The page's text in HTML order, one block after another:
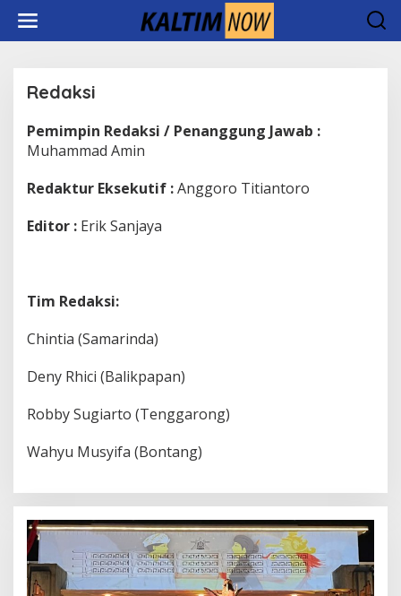
konten
Redaksi
Selasa,
23
Juli
Oleh
Hexaadmin
Pemimpin Redaksi / Penanggung Jawab :
Muhammad Amin
Redaktur Eksekutif :Anggoro Titiantoro
Editor : Erik Sanjaya
Tim Redaksi:
Chintia (Samarinda)
Deny Rhici (Balikpapan)
Robby Sugiarto (Tenggarong)
Wahyu Musyifa (Bontang)